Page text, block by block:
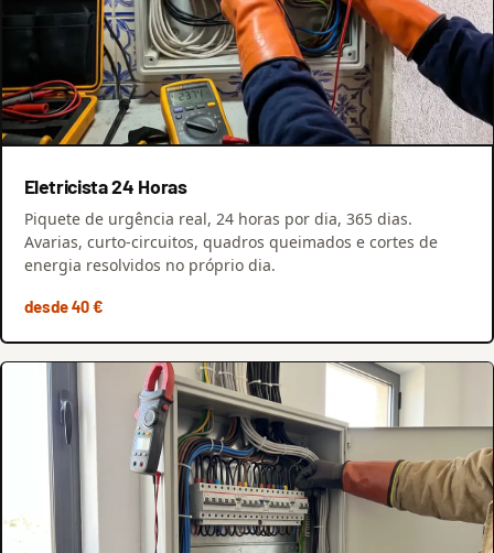
Eletricista 24 Horas
Piquete de urgência real, 24 horas por dia, 365 dias.
Avarias, curto-circuitos, quadros queimados e cortes de
energia resolvidos no próprio dia.
desde 40 €